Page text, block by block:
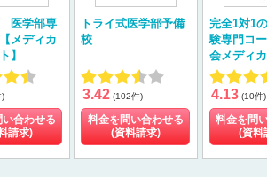
医学部専
メディカ
】
)
合わせる
請求)
トライ式医学部予備
校
3.42 (102件)
料金を問い合わせる
(資料請求)
完全1対1
験専門コ
会メディカ
4.13 (10件)
料金を問
(資料